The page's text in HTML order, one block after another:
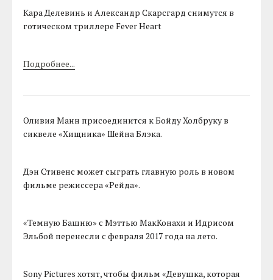
Кара Делевинь и Александр Скарсгард снимутся в
готическом триллере Fever Heart
Подробнее...
Оливия Манн присоединится к Бойду Холбруку в
сиквеле «Хищника» Шейна Блэка.
Дэн Стивенс может сыграть главную роль в новом
фильме режиссера «Рейда».
«Темную Башню» с Мэттью МакКонахи и Идрисом
Эльбой перенесли с февраля 2017 года на лето.
Sony Pictures хотят, чтобы фильм «Девушка, которая